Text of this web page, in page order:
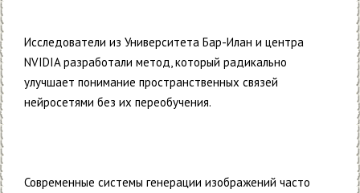
Исследователи из Университета Бар-Илан и центра
NVIDIA разработали метод, который радикально
улучшает понимание пространственных связей
нейросетями без их переобучения.
Современные системы генерации изображений часто